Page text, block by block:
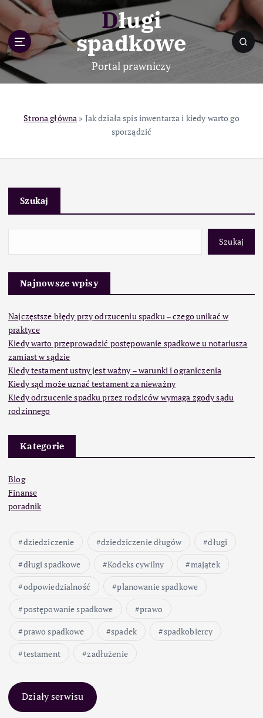
p
o
c
Długi
spadkowe
Portal prawniczy
Strona główna » Jak działa spis inwentarza i kiedy warto go
sporządzić
Szukaj
Szukaj
Najnowsze wpisy
Najczęstsze błędy przy odrzuceniu spadku – czego unikać w
praktyce
Kiedy warto przeprowadzić postępowanie spadkowe u notariusza
zamiast w sądzie
Kiedy testament ustny jest ważny – warunki i ograniczenia
Kiedy sąd może uznać testament za nieważny
Kiedy odrzucenie spadku przez rodziców wymaga zgody sądu
rodzinnego
Kategorie
Blog
Finanse
poradnik
dziedziczenie dziedziczenie długów
długi
długi spadkowe
Kodeks cywilny
majątek
odpowiedzialność
planowanie spadkowe
postępowanie spadkowe
prawo
prawo spadkowe
spadek
spadkobiercy
testament
zadłużenie
Działy serwisu